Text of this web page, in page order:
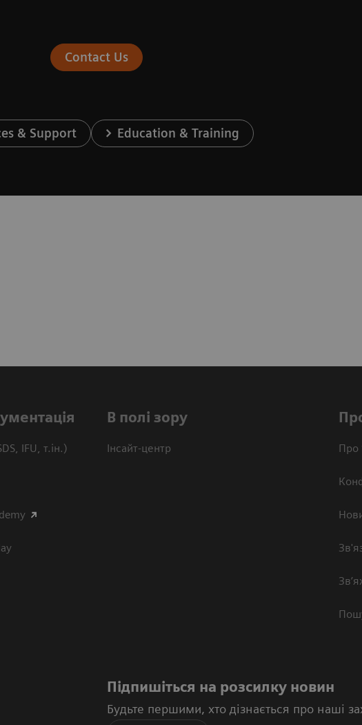
Contact Us
& Support Education & Training
IFU, т.ін.)
В полі зору
Інсайт-центр Про
Підпишіться на розсилку новин
Будьте першими, хто дізнається про наші